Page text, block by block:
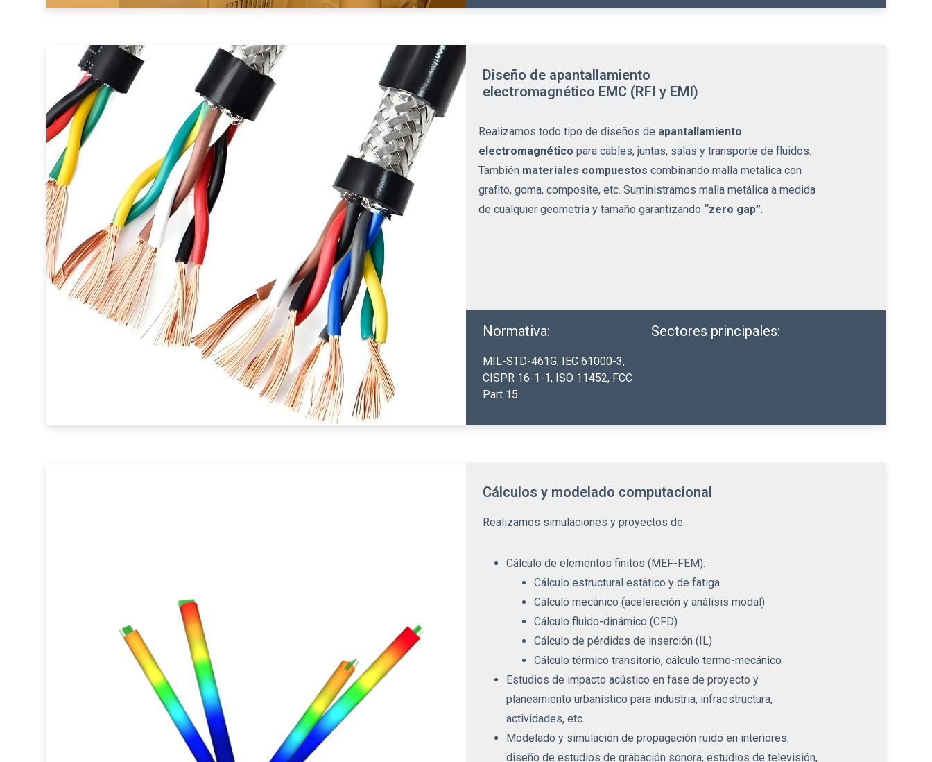
Diseño de apantallamiento
electromagnético EMC (RFI y EMI)
Realizamos todo tipo de diseños de apantallamiento
electromagnético para cables, juntas, salas y transporte de fluidos.
También materiales compuestos combinando malla metálica con
grafito, goma, composite, etc. Suministramos malla metálica a medida
de cualquier geometría y tamaño garantizando “zero gap”.
Normativa:
MIL-STD-461G, IEC 61000-3,
CISPR 16-1-1, ISO 11452, FCC
Part 15
Sectores principales:
Cálculos y modelado computacional
Realizamos simulaciones y proyectos de:
Cálculo de elementos finitos (MEF-FEM):
Cálculo estructural estático y de fatiga
Cálculo mecánico (aceleración y análisis modal)
Cálculo fluido-dinámico (CFD)
Cálculo de pérdidas de inserción (IL)
Cálculo térmico transitorio, cálculo termo-mecánico
Estudios de impacto acústico en fase de proyecto y
planeamiento urbanístico para industria, infraestructura,
actividades, etc.
Modelado y simulación de propagación ruido en interiores:
diseño de estudios de grabación sonora, estudios de televisión,